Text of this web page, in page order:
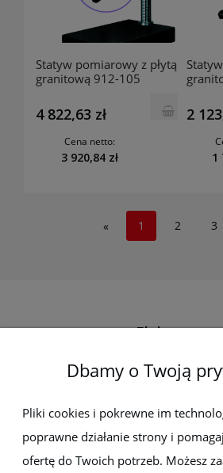
Statyw pomiarowy z płytą
granitową 912-105
4 822,63 zł
Cena netto:
3 920,84 zł
2
1
« 1 2 3
Elektro-met
Pomoc
Dostawa i
Moje konto
Dbamy o Twoją
Pliki cookies i pokrewne im
poprawne działanie strony i
ofertę do Twoich potrzeb. Możesz